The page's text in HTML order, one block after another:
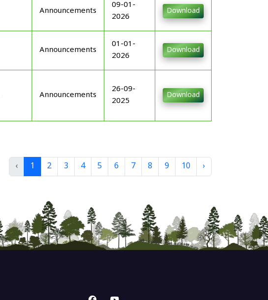
Announcements
09-01-
2026
Download
Announcements
01-01-
2026
Download
Announcements
26-09-
2025
Download
‹ 1 2 3 4 5 6 7 8 9 10 ›